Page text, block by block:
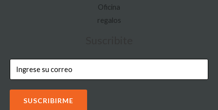
Oficina
regalos
SUSCRIBIRME